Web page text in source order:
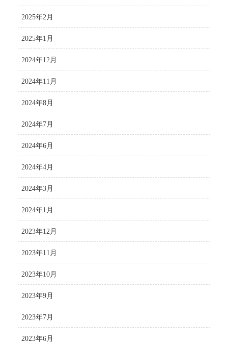
2025年2月
2025年1月
2024年12月
2024年11月
2024年8月
2024年7月
2024年6月
2024年4月
2024年3月
2024年1月
2023年12月
2023年11月
2023年10月
2023年9月
2023年7月
2023年6月